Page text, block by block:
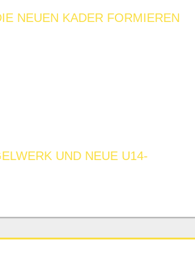
NEUEN KADER FORMIEREN
UND NEUE U14-